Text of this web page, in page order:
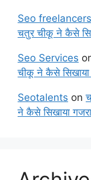
Seo freelancers
चतुर चीकू ने कैसे
Seo Services
चीकू ने कैसे
Seotalents on
ने कैसे सिखाया